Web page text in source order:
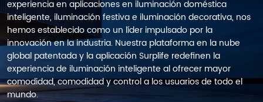
experiencia en aplicaciones en iluminación doméstica
inteligente, iluminación festiva e iluminación decorativa, nos
hemos establecido como un líder impulsado por la
innovación en la industria. Nuestra plataforma en la nube
global patentada y la aplicación Surplife redefinen la
experiencia de iluminación inteligente al ofrecer mayor
comodidad, comodidad y control a los usuarios de todo el
mundo.